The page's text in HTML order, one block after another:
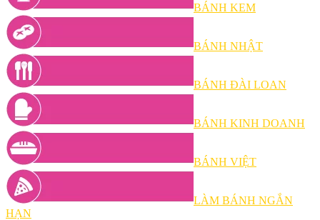
BÁNH KEM
BÁNH NHẬT
BÁNH ĐÀI LOAN
BÁNH KINH DOANH
BÁNH VIỆT
LÀM BÁNH NGẮN
HẠN